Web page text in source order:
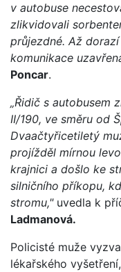
v autobuse
zlikvidovali
průjezdné. Až
komunikace
Poncar.
„Řidič s autobusem
II/190, ve směru od
Dvaačtyřicetiletý
projížděl mírnou
krajnici a došlo ke
silničního příkopu,
stromu," uvedla k
Ladmanová.
Policisté muže
lékařského